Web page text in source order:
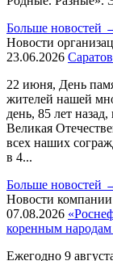
Больше новостей
Новости
23.06.2026
22 июня, День
жителей нашей
день, 85 лет
Великая
всех наших
в 4...
Больше новостей
Новости компании
07.08.2026
коренным народам
Ежегодно 9